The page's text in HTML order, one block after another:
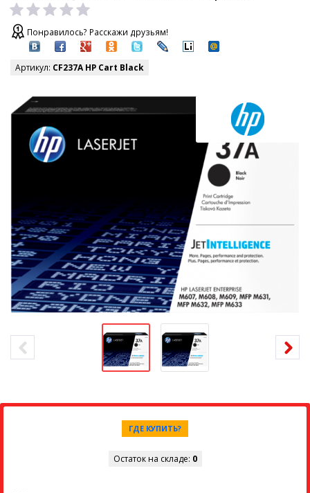
Понравилось? Расскажи друзьям!
Артикул: CF237A HP Cart Black
ГДЕ КУПИТЬ?
Остаток на складе: 0